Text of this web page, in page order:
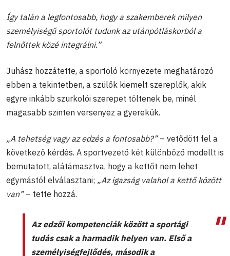
Így talán a legfontosabb, hogy a szakemberek milyen
személyiségű sportolót tudunk az utánpótláskorból a
felnőttek közé integrálni.”
Juhász hozzátette, a sportoló környezete meghatározó
ebben a tekintetben, a szülők kiemelt szereplők, akik
egyre inkább szurkolói szerepet töltenek be, minél
magasabb szinten versenyez a gyerekük.
„A tehetség vagy az edzés a fontosabb?”– vetődött fel a
következő kérdés. A sportvezető két különböző modellt is
bemutatott, alátámasztva, hogy a kettőt nem lehet
egymástól elválasztani; „Az igazság valahol a kettő között
van”– tette hozzá.
Az edzői kompetenciák között a sportági
tudás csak a harmadik helyen van. Első a
személyiségfejlődés, második a